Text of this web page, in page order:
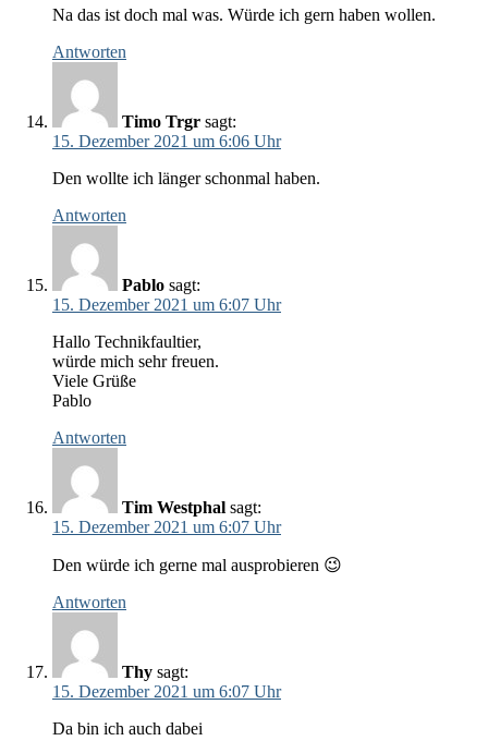
Na das ist doch mal was. Würde ich gern haben wollen.
Antworten
Timo Trgr sagt:
15. Dezember 2021 um 6:06 Uhr
Den wollte ich länger schonmal haben.
Antworten
Pablo sagt:
15. Dezember 2021 um 6:07 Uhr
Hallo Technikfaultier,
würde mich sehr freuen.
Viele Grüße
Pablo
Antworten
Tim Westphal sagt:
15. Dezember 2021 um 6:07 Uhr
Den würde ich gerne mal ausprobieren 😉
Antworten
Thy sagt:
15. Dezember 2021 um 6:07 Uhr
Da bin ich auch dabei